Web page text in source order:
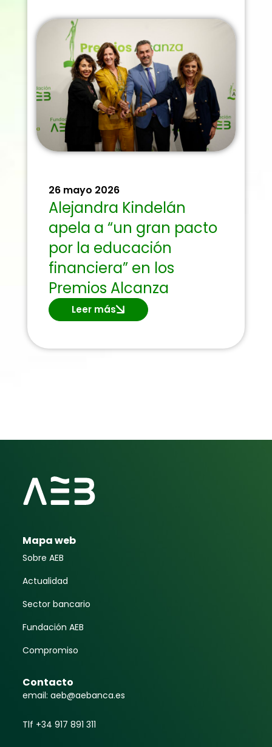
26 mayo 2026
Alejandra Kindelán
apela a “un gran pacto
por la educación
financiera” en los
Premios Alcanza
Leer más
Mapa web
Sobre AEB
Actualidad
Sector bancario
Fundación AEB
Compromiso
Contacto
email: aeb@aebanca.es
Tlf +34 917 891 311